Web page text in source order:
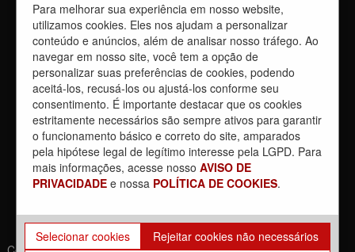
5 de agosto de 2026
Dia 4/8, É DIA DE LUTA contra a privatização da CPTM.
PARTICIPE!
3 de agosto de 2026
Reunião com Manutenção do EPB, com a Inspeção de Via e
com a chefia da área
31 de julho de 2026
Sobre a REUNIÃO entre o Sindicato e o Metrus
30 de julho de 2026
Para melhorar sua experiência em nosso website,
utilizamos cookies. Eles nos ajudam a personalizar
conteúdo e anúncios, além de analisar nosso tráfego. Ao
navegar em nosso site, você tem a opção de
personalizar suas preferências de cookies, podendo
aceitá-los, recusá-los ou ajustá-los conforme seu
consentimento. É importante destacar que os cookies
estritamente necessários são sempre ativos para garantir
o funcionamento básico e correto do site, amparados
pela hipótese legal de legítimo interesse pela LGPD. Para
mais informações, acesse nosso AVISO DE
PRIVACIDADE e nossa POLÍTICA DE COOKIES.
Selecionar cookies Rejeitar cookies não necessários